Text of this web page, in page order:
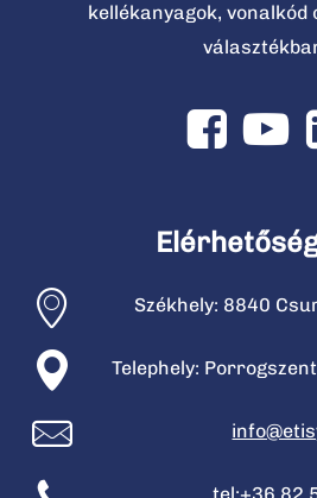
kellékanyagok, vonalkód
Székhely: 8840
Telephely: